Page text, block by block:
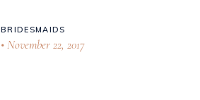
BRIDESMAIDS
November 22, 2017